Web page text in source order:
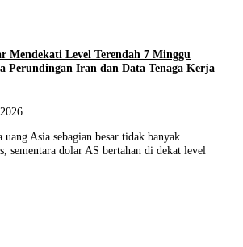
Mendekati Level Terendah 7 Minggu
Perundingan Iran dan Data Tenaga Kerja
Asia sebagian besar tidak banyak
sementara dolar AS bertahan di dekat level